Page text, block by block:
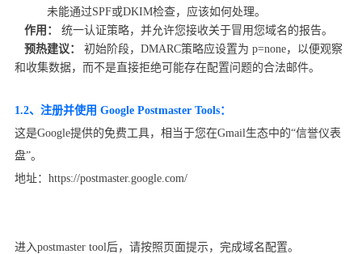
未能通过SPF或DKIM检查，应该如何处理。
作用：
统一认证策略，并允许您接收关于冒用您域名的报告。
预热建议：
初始阶段，DMARC策略应设置为 p=none，以便观察
和收集数据，而不是直接拒绝可能存在配置问题的合法邮件。
1.2、注册并使用 Google Postmaster Tools：
这是Google提供的免费工具，相当于您在Gmail生态中的“信誉仪表
盘”。
地址：https://postmaster.google.com/
进入postmaster tool后，请按照页面提示，完成域名配置。